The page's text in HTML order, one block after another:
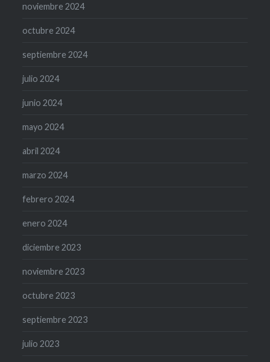
noviembre 2024
octubre 2024
septiembre 2024
julio 2024
junio 2024
mayo 2024
abril 2024
marzo 2024
febrero 2024
enero 2024
diciembre 2023
noviembre 2023
octubre 2023
septiembre 2023
julio 2023